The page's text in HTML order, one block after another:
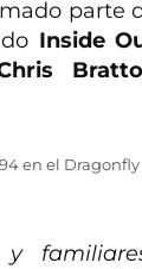
parte
Inside
en el
y